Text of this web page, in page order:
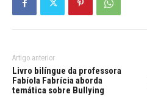
Artigo anterior
Livro bilíngue da professora
Fabíola Fabrícia aborda
temática sobre Bullying